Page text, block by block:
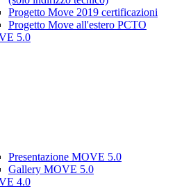
Progetto Move 2019 certificazioni
Progetto Move all'estero PCTO
5.0
Presentazione MOVE 5.0
Gallery MOVE 5.0
4.0